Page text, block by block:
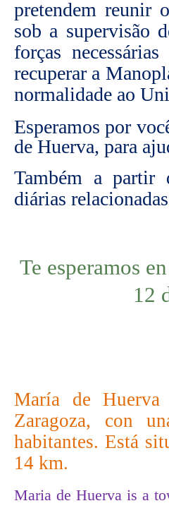
pretendem reunir
sob a supervisão
forças
recuperar a
normalidade ao
Esperamos por
de Huerva, para
Também a partir
diárias
Te esperamos
12
María de Huerva
Zaragoza, con
habitantes. Está
14 km.
Maria de Huerva is a